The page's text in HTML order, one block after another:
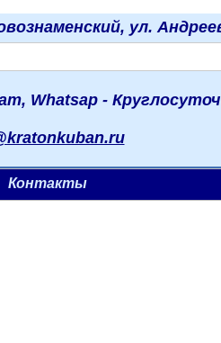
ул.
Whatsap -
Контакты